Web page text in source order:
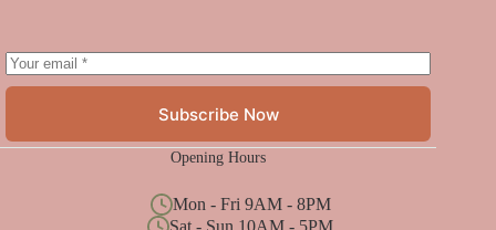
Subscribe Now
Opening Hours
Mon - Fri 9AM - 8PM